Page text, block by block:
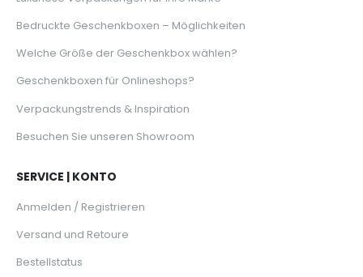
Bedruckte Geschenkboxen – Möglichkeiten
Welche Größe der Geschenkbox wählen?
Geschenkboxen für Onlineshops?
Verpackungstrends & Inspiration
Besuchen Sie unseren Showroom
SERVICE | KONTO
Anmelden / Registrieren
Versand und Retoure
Bestellstatus